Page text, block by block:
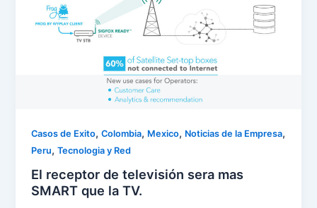
Casos de Exito,Colombia, Mexico, Noticias de la Empresa,
Peru,Tecnologia y Red
El receptor de televisión sera mas
SMART que la TV.